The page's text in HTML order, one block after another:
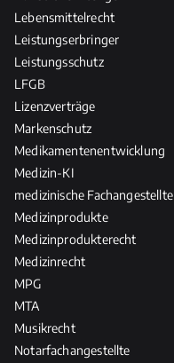
Lebensmittelrecht
Leistungserbringer
Leistungsschutz
LFGB
Lizenzverträge
Markenschutz
Medikamentenentwicklung
Medizin-KI
medizinische Fachangestellte
Medizinprodukte
Medizinprodukterecht
Medizinrecht
MPG
MTA
Musikrecht
Notarfachangestellte